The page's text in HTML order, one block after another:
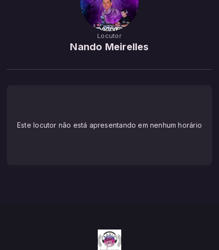
Locutor
Nando Meirelles
Este locutor não está apresentando em nenhum horário